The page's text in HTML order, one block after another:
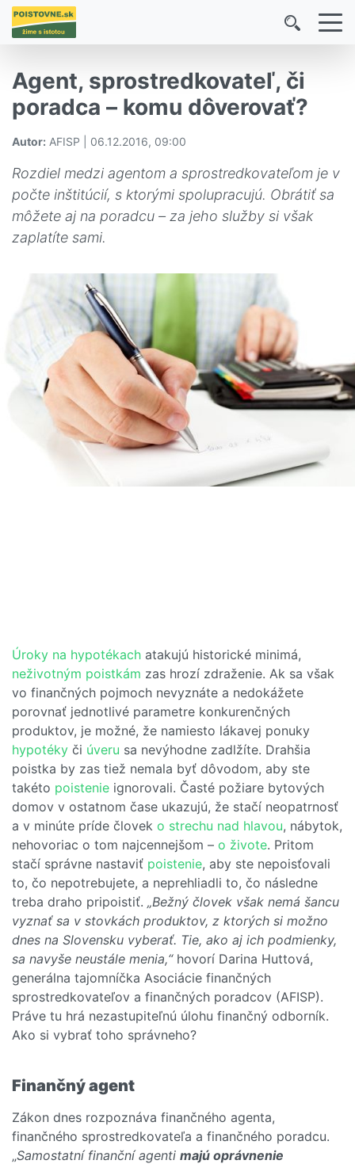
Agent, sprostredkovateľ, či
poradca – komu dôverovať?
Autor: AFISP | 06.12.2016, 09:00
Rozdiel medzi agentom a sprostredkovateľom je v
počte inštitúcií, s ktorými spolupracujú. Obrátiť sa
môžete aj na poradcu – za jeho služby si však
zaplatíte sami.
Úroky na hypotékach atakujú historické minimá,
neživotným poistkám zas hrozí zdraženie. Ak sa však
vo finančných pojmoch nevyznáte a nedokážete
porovnať jednotlivé parametre konkurenčných
produktov, je možné, že namiesto lákavej ponuky
hypotéky či úveru sa nevýhodne zadlžíte. Drahšia
poistka by zas tiež nemala byť dôvodom, aby ste
takéto poistenie ignorovali. Časté požiare bytových
domov v ostatnom čase ukazujú, že stačí neopatrnosť
a v minúte príde človek o strechu nad hlavou, nábytok,
nehovoriac o tom najcennejšom – o živote. Pritom
stačí správne nastaviť poistenie, aby ste nepoisťovali
to, čo nepotrebujete, a neprehliadli to, čo následne
treba draho pripoistiť. „Bežný človek však nemá šancu
vyznať sa v stovkách produktov, z ktorých si možno
dnes na Slovensku vyberať. Tie, ako aj ich podmienky,
sa navyše neustále menia,“hovorí Darina Huttová,
generálna tajomníčka Asociácie finančných
sprostredkovateľov a finančných poradcov (AFISP).
Práve tu hrá nezastupiteľnú úlohu finančný odborník.
Ako si vybrať toho správneho?
Finančný agent
Zákon dnes rozpoznáva finančného agenta,
finančného sprostredkovateľa a finančného poradcu.
„Samostatní finanční agenti majú oprávnenie